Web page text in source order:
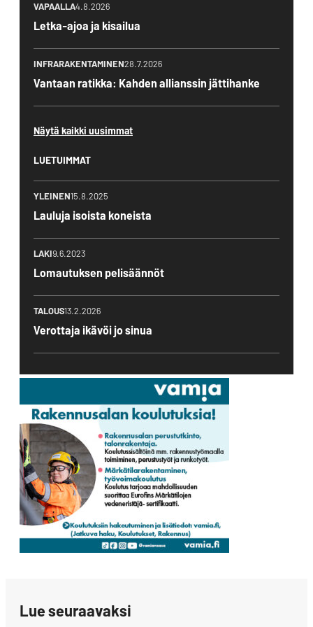
VAPAALLA4.8.2026
Letka-ajoa ja kisailua
INFRARAKENTAMINEN28.7.2026
Vantaan ratikka: Kahden allianssin jättihanke
Näytä kaikki uusimmat
LUETUIMMAT
YLEINEN15.8.2025
Lauluja isoista koneista
LAKI9.6.2023
Lomautuksen pelisäännöt
TALOUS13.2.2026
Verottaja ikävöi jo sinua
Lue seuraavaksi